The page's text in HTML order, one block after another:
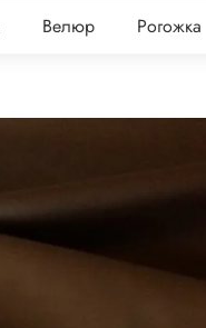
Велюр Рогожка